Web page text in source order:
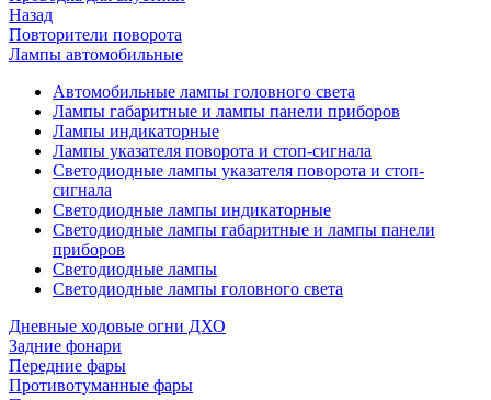
Назад
Повторители поворота
Лампы автомобильные
Автомобильные лампы головного света
Лампы габаритные и лампы панели приборов
Лампы индикаторные
Лампы указателя поворота и стоп-сигнала
Светодиодные лампы указателя поворота и стоп-
сигнала
Светодиодные лампы индикаторные
Светодиодные лампы габаритные и лампы панели
приборов
Светодиодные лампы
Светодиодные лампы головного света
Дневные ходовые огни ДХО
Задние фонари
Передние фары
Противотуманные фары